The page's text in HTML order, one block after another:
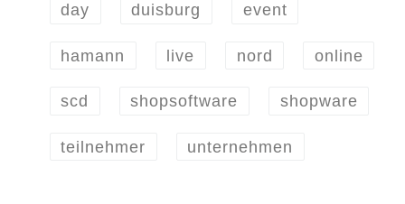
day duisburg event
hamann live nord online
scd shopsoftware shopware
teilnehmer unternehmen